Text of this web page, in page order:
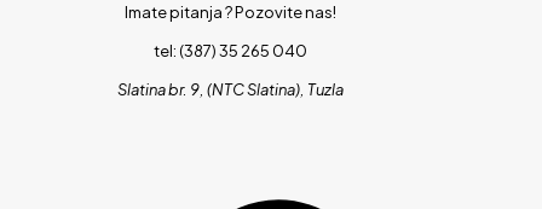
Imate pitanja ?Pozovite nas!
tel: (387) 35 265 040
Slatina br. 9, (NTC Slatina), Tuzla